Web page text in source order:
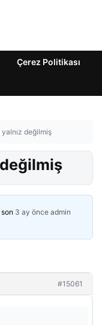
Çerez Politikası
değilmiş
3 ay önce admin
#15061